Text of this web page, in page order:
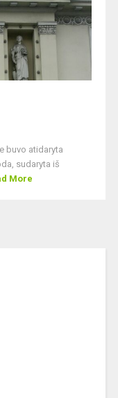
buvo atidaryta
sudaryta iš
More